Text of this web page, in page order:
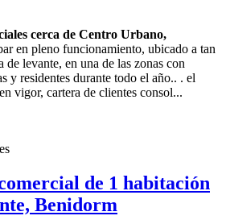
cerca de Centro Urbano,
en pleno funcionamiento, ubicado a tan
de levante, en una de las zonas con
y residentes durante todo el año.. . el
vigor, cartera de clientes consol...
de 1 habitación
Benidorm